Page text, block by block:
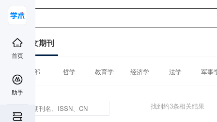
首页
助手
中文期刊
全部 哲学 教育学 经济学 法学 军事
找到约3条相关结果